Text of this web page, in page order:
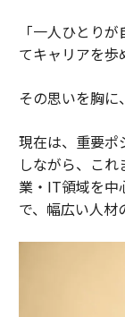
「一人ひとり
てキャリアを歩
その思いを胸に
現在は、重要ポ
しながら、こ
業・IT領域を中
で、幅広い人材